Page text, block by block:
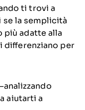
ti trovi a
la semplicità
più adatte alla
differenziano per
aiutarti a